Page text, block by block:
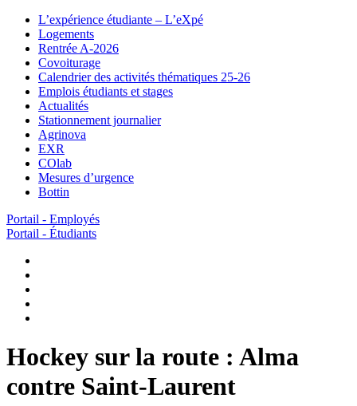
L’expérience étudiante – L’eXpé
Logements
Rentrée A-2026
Covoiturage
Calendrier des activités thématiques 25-26
Emplois étudiants et stages
Actualités
Stationnement journalier
Agrinova
EXR
COlab
Mesures d’urgence
Bottin
Portail - Employés
Portail - Étudiants
Hockey sur la route : Alma
contre Saint-Laurent